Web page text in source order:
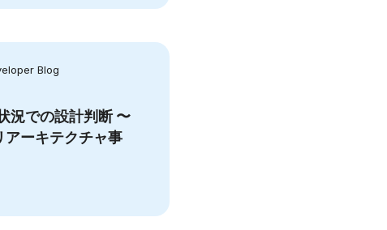
Blog
況での設計判断 〜
ーキテクチャ事